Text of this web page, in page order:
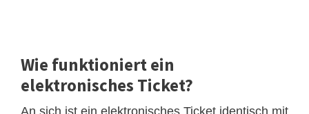
Wie funktioniert ein
elektronisches Ticket?